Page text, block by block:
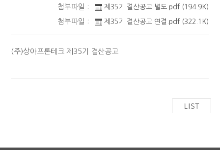
첨부파일 : 제35기 결산공고 별도.pdf (194.9K)
첨부파일 : 제35기 결산공고 연결.pdf (322.1K)
(주)상아프론테크 제35기 결산공고